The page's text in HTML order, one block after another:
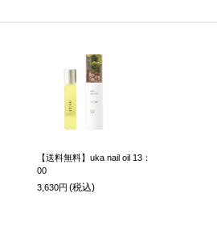
【送料無料】uka nail oil 13：
00
3,630円 (税込)